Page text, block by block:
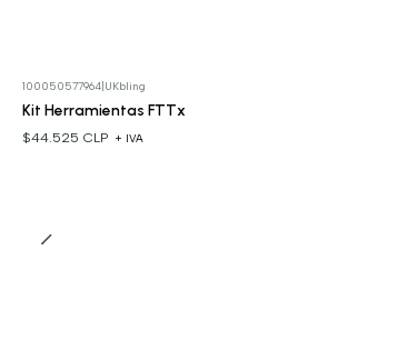
100050577964| UKbling
Kit Herramientas FTTx
$44.525 CLP + IVA